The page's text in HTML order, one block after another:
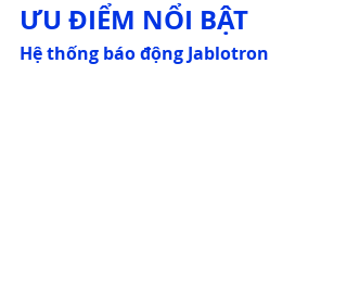
ƯU ĐIỂM NỔI BẬT
Hệ thống báo động Jablotron